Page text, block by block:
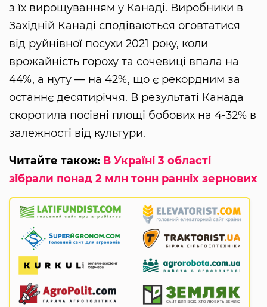
з їх вирощуванням у Канаді. Виробники в
Західній Канаді сподіваються оговтатися
від руйнівної посухи 2021 року, коли
врожайність гороху та сочевиці впала на
44%, а нуту — на 42%, що є рекордним за
останнє десятиріччя. В результаті Канада
скоротила посівні площі бобових на 4-32% в
залежності від культури.
Читайте також: В Україні 3 області
зібрали понад 2 млн тонн ранніх зернових